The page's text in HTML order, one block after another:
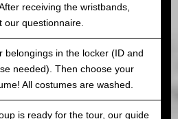
receiving the wristbands,
our questionnaire.
belongings in the locker (ID and
needed). Then choose your
All costumes are washed.
is ready for the tour, our guide